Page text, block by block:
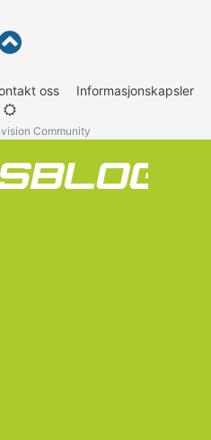
oss Informasjonskapsler
Community